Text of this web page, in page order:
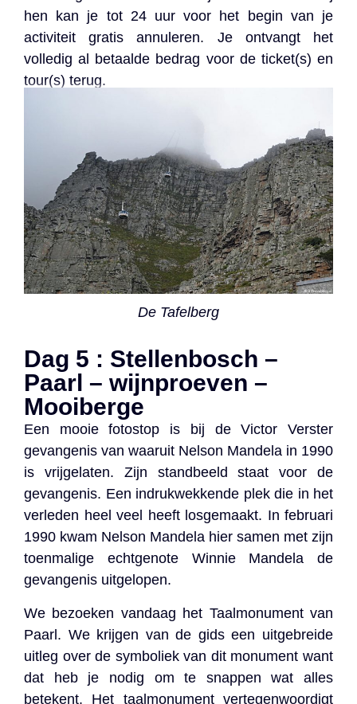
hen kan je tot 24 uur voor het begin van je
activiteit gratis annuleren. Je ontvangt het
volledig al betaalde bedrag voor de ticket(s) en
tour(s) terug.
De Tafelberg
Dag 5 : Stellenbosch –
Paarl – wijnproeven –
Mooiberge
Een mooie fotostop is bij de Victor Verster
gevangenis van waaruit Nelson Mandela in 1990
is vrijgelaten. Zijn standbeeld staat voor de
gevangenis. Een indrukwekkende plek die in het
verleden heel veel heeft losgemaakt. In februari
1990 kwam Nelson Mandela hier samen met zijn
toenmalige echtgenote Winnie Mandela de
gevangenis uitgelopen.
We bezoeken vandaag het Taalmonument van
Paarl. We krijgen van de gids een uitgebreide
uitleg over de symboliek van dit monument want
dat heb je nodig om te snappen wat alles
betekent. Het taalmonument vertegenwoordigt